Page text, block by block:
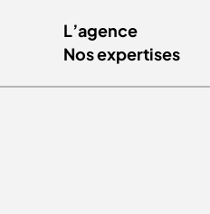
L’agence
Nos expertises